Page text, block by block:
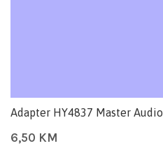
Adapter HY4837 Master Audio
6,50 KM